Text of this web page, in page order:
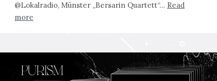
@Lokalradio, Münster „Bersarin Quartett“… Read
more